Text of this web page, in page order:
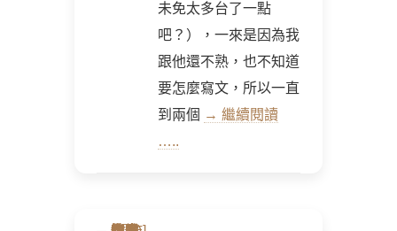
未免太多台了一點
吧？），一來是因為我
跟他還不熟，也不知道
要怎麼寫文，所以一直
到兩個 → 繼續閱讀
…..